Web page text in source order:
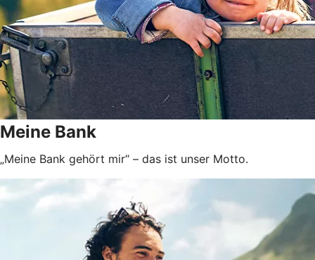
Meine Bank
„Meine Bank gehört mir“ – das ist unser Motto.